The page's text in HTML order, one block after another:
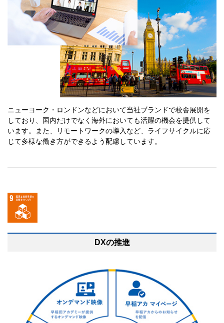
ニューヨーク・ロンドンなどにおいて当社ブランドで校舎展開を
しており、国内だけでなく海外においても活躍の機会を提供して
います。また、リモートワークの導入など、ライフサイクルに応
じて多様な働き方ができるよう配慮しています。
DXの推進